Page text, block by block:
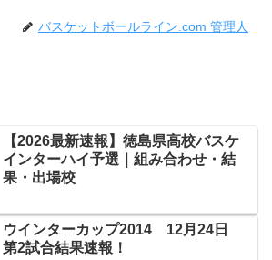
バスケットボールライン.com 管理人
【2026最新速報】徳島県高校バスケ
インターハイ予選｜組み合わせ・結
果・出場校
ウインターカップ2014 12月24日
第2試合結果速報！